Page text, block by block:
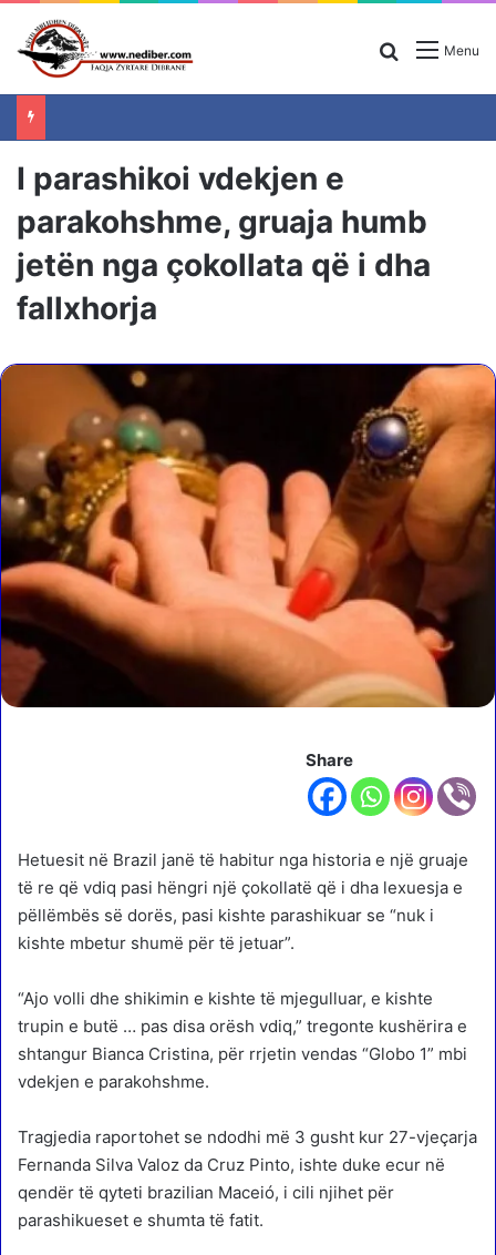
Menu
Search for
I parashikoi vdekjen e
parakohshme, gruaja humb
jetën nga çokollata që i dha
fallxhorja
Share
Hetuesit në Brazil janë të habitur nga historia e një gruaje
të re që vdiq pasi hëngri një çokollatë që i dha lexuesja e
pëllëmbës së dorës, pasi kishte parashikuar se “nuk i
kishte mbetur shumë për të jetuar”.
“Ajo volli dhe shikimin e kishte të mjegulluar, e kishte
trupin e butë … pas disa orësh vdiq,” tregonte kushërira e
shtangur Bianca Cristina, për rrjetin vendas “Globo 1” mbi
vdekjen e parakohshme.
Tragjedia raportohet se ndodhi më 3 gusht kur 27-vjeçarja
Fernanda Silva Valoz da Cruz Pinto, ishte duke ecur në
qendër të qyteti brazilian Maceió, i cili njihet për
parashikueset e shumta të fatit.